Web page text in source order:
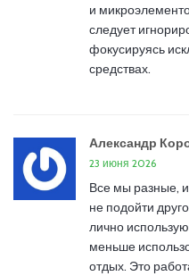
и
следует
фокусируясь
средствах.
Александр
23 июня 2026
Все мы разные,
не подойти
лично
меньше
отдых. Это